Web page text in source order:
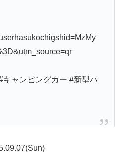
ャンピングカー #新型ハ